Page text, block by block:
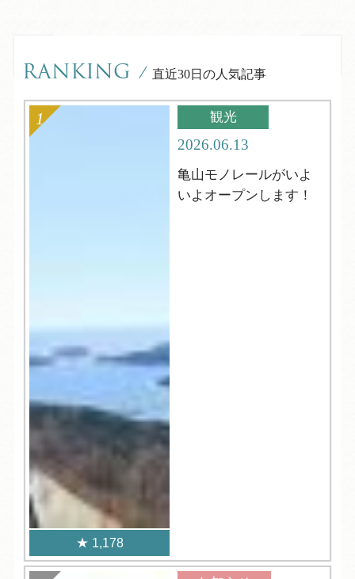
RANKING / 直近30日の人気記事
1,178
観光
2026.06.13
亀山モノレールがいよ
いよオープンします！